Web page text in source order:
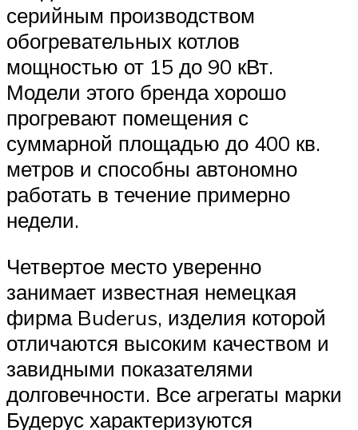
серийным производством
обогревательных котлов
мощностью от 15 до 90 кВт.
Модели этого бренда хорошо
прогревают помещения с
суммарной площадью до 400 кв.
метров и способны автономно
работать в течение примерно
недели.
Четвертое место уверенно
занимает известная немецкая
фирма Buderus, изделия которой
отличаются высоким качеством и
завидными показателями
долговечности. Все агрегаты марки
Будерус характеризуются